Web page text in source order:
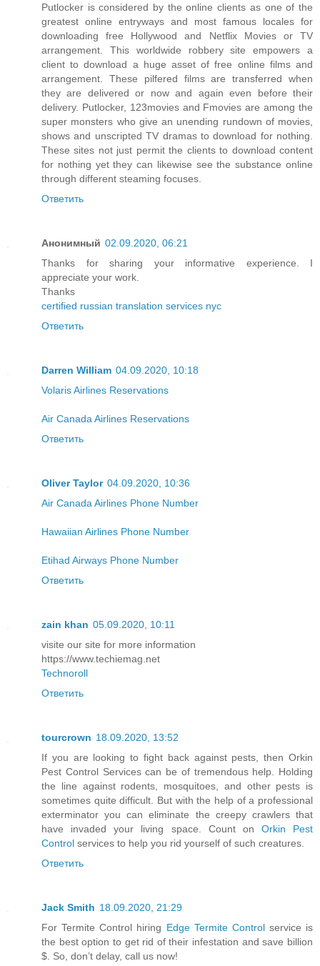
Putlocker is considered by the online clients as one of the
greatest online entryways and most famous locales for
downloading free Hollywood and Netflix Movies or TV
arrangement. This worldwide robbery site empowers a
client to download a huge asset of free online films and
arrangement. These pilfered films are transferred when
they are delivered or now and again even before their
delivery. Putlocker, 123movies and Fmovies are among the
super monsters who give an unending rundown of movies,
shows and unscripted TV dramas to download for nothing.
These sites not just permit the clients to download content
for nothing yet they can likewise see the substance online
through different steaming focuses.
Ответить
Анонимный 02.09.2020, 06:21
Thanks for sharing your informative experience. I
appreciate your work.
Thanks
certified russian translation services nyc
Ответить
Darren William 04.09.2020, 10:18
Volaris Airlines Reservations
Air Canada Airlines Reservations
Ответить
Oliver Taylor 04.09.2020, 10:36
Air Canada Airlines Phone Number
Hawaiian Airlines Phone Number
Etihad Airways Phone Number
Ответить
zain khan 05.09.2020, 10:11
visite our site for more information
https://www.techiemag.net
Technoroll
Ответить
tourcrown 18.09.2020, 13:52
If you are looking to fight back against pests, then Orkin
Pest Control Services can be of tremendous help. Holding
the line against rodents, mosquitoes, and other pests is
sometimes quite difficult. But with the help of a professional
exterminator you can eliminate the creepy crawlers that
have invaded your living space. Count on Orkin Pest
Control services to help you rid yourself of such creatures.
Ответить
Jack Smith 18.09.2020, 21:29
For Termite Control hiring Edge Termite Controlservice is
the best option to get rid of their infestation and save billion
$. So, don’t delay, call us now!